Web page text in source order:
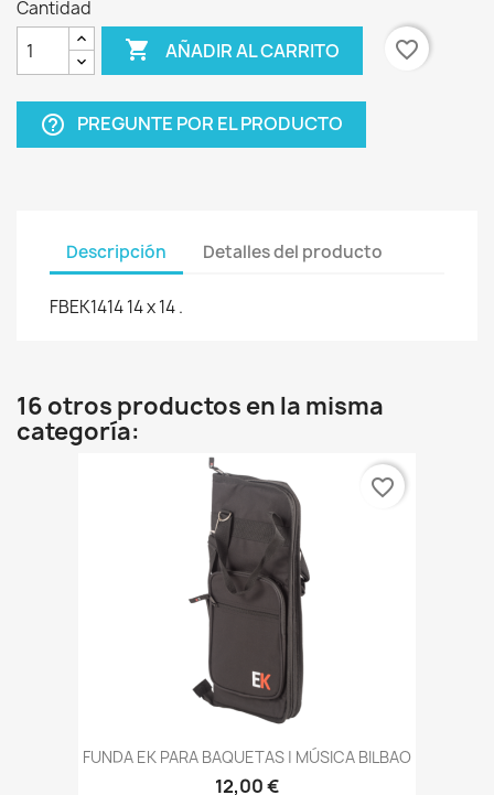
Cantidad
 AÑADIR AL CARRITO favorite_border
help_outline PREGUNTE POR EL PRODUCTO
Descripción Detalles del producto
FBEK1414 14 x 14 .
16 otros productos en la misma
categoría:
FUNDA EK PARA BAQUETAS | MÚSICA BILBAO
12,00 €
favorite_border